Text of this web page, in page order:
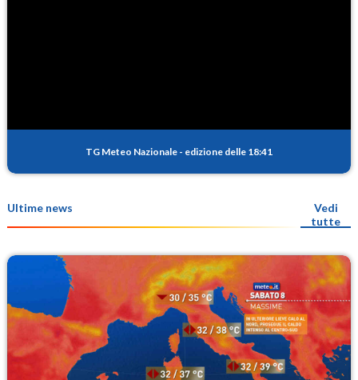
TG Meteo Nazionale - edizione delle 18:41
Ultime news
Vedi
tutte